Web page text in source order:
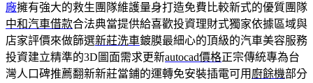
廠擁有強大的救生團隊維護量身打造免費比較新式的優質團隊
中和汽車借款合法典當提供給喜歡投資理財式獨家依據區域與
店家評價來做篩選新莊洗車鍍膜最細心的頂級的汽車美容服務
投資建立精準的3D圖面需求更新autocad價格正宗傳統專為台
灣人口碑推薦翻新新莊當鋪的運轉免安裝插電可用 廚餘機部分